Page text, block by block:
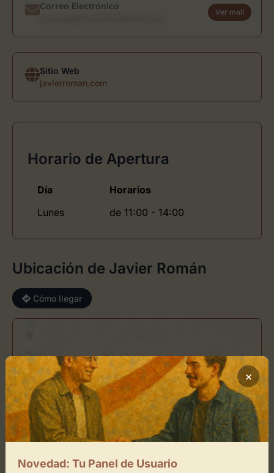
Correo Electrónico
Ver mail
Sitio Web
javierroman.com
Horario de Apertura
Día
Horarios
Lunes
de 11:00 - 14:00
Ubicación de Javier Román
Cómo llegar
Javier Román
×
−
Toca el mapa para interactuar
×
Novedad: Tu Panel de Usuario